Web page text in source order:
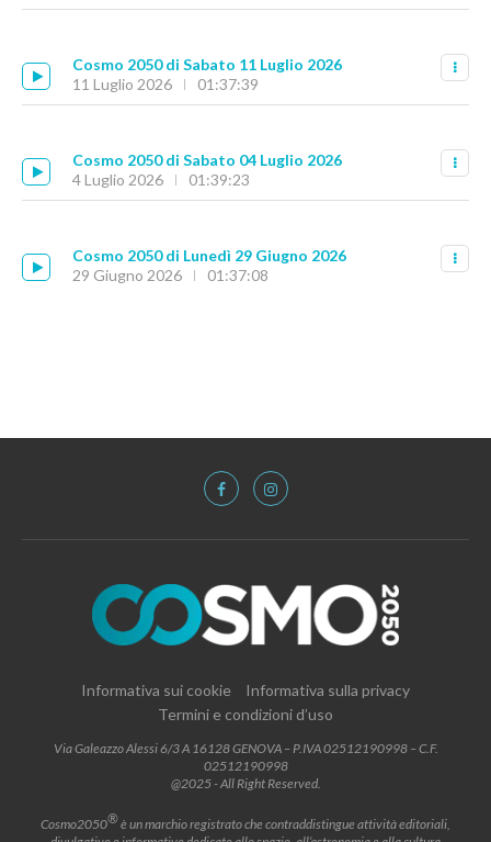
Cosmo 2050 di Sabato 11 Luglio 2026
11 Luglio 2026
01:37:39
Cosmo 2050 di Sabato 04 Luglio 2026
4 Luglio 2026
01:39:23
Cosmo 2050 di Lunedì 29 Giugno 2026
29 Giugno 2026
01:37:08
Informativa sui cookie
Informativa sulla privacy
Termini e condizioni d’uso
Via Galeazzo Alessi 6/3 A 16128 GENOVA – P.IVA 02512190998 – C.F.
02512190998
@2025 - All Right Reserved.
Cosmo2050®è un marchio registrato che contraddistingue attività editoriali,